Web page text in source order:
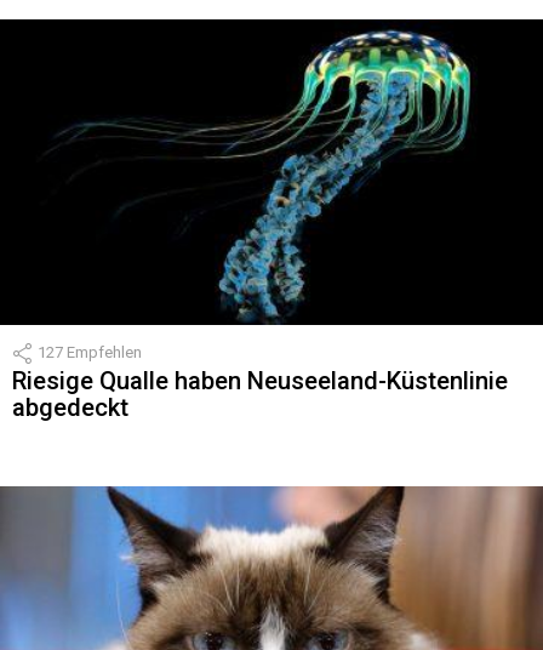
127 Empfehlen
Riesige Qualle haben Neuseeland-Küstenlinie
abgedeckt